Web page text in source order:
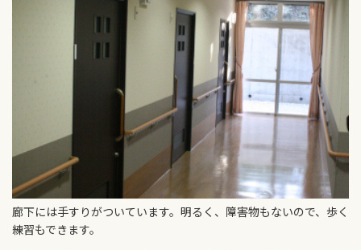
廊下には手すりがついています。明るく、障害物もないので、歩く
練習もできます。